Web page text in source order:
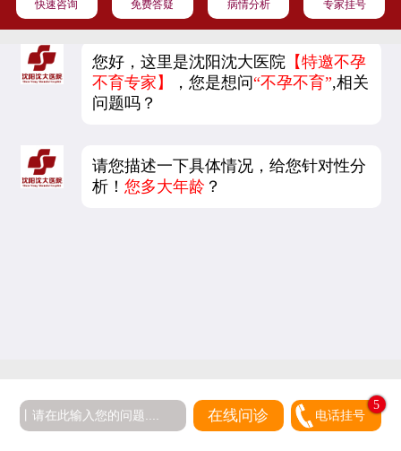
快速咨询 免费答疑 病情分析 专家挂号
您好，这里是沈阳沈大医院 【特邀不孕
不育专家】
，您是想问“不孕不育”,相关
问题吗？
请您描述一下具体情况，给您针对性分
析！您多大年龄 ？
在线问诊 电话挂号
5